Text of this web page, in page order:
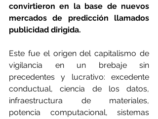
convirtieron en la base de nuevos
mercados de predicción llamados
publicidad dirigida.
Este fue el origen del capitalismo de
vigilancia en un brebaje sin
precedentes y lucrativo: excedente
conductual, ciencia de los datos,
infraestructura de materiales,
potencia computacional, sistemas